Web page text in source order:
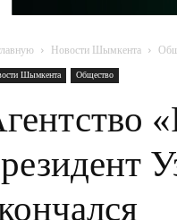
Новости Шымкента
Шымкента Общество